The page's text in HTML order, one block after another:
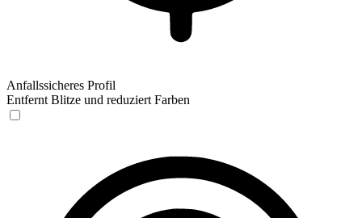
Anfallssicheres Profil
Entfernt Blitze und reduziert Farben